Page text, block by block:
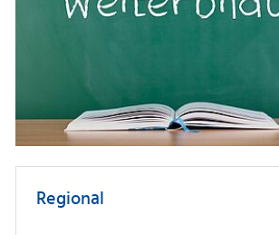
Regional